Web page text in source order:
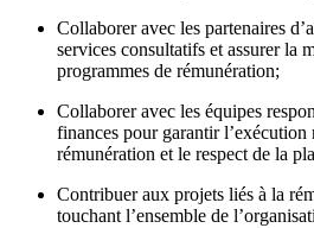
Collaborer avec les partenaires
services consultatifs et assurer la
programmes de rémunération;
Collaborer avec les équipes
finances pour garantir l’exécution
rémunération et le respect de la
Contribuer aux projets liés à la
touchant l’ensemble de